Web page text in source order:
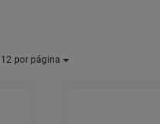
12por página